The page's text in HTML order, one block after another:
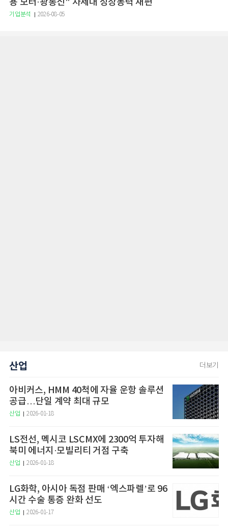
용 모터·광통신" 차세대 성장동력 재편
기업분석 2026-08-05
산업 더보기
아비커스, HMM 40척에 자율 운항 솔루션
공급…단일 계약 최대 규모
산업 2026-01-18
LS전선, 멕시코 LSCMX에 2300억 투자해
북미 에너지·모빌리티 거점 구축
산업 2026-01-18
LG화학, 아시아 독점 판매 ‘엑스파렐’로 96
시간 수술 통증 완화 선도
산업 2026-01-17